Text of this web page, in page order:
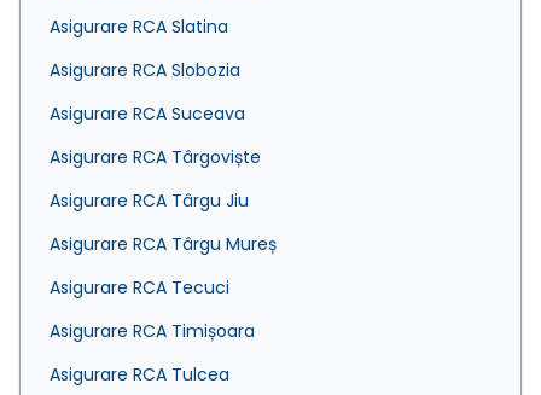
Asigurare RCA Slatina
Asigurare RCA Slobozia
Asigurare RCA Suceava
Asigurare RCA Târgoviște
Asigurare RCA Târgu Jiu
Asigurare RCA Târgu Mureș
Asigurare RCA Tecuci
Asigurare RCA Timișoara
Asigurare RCA Tulcea